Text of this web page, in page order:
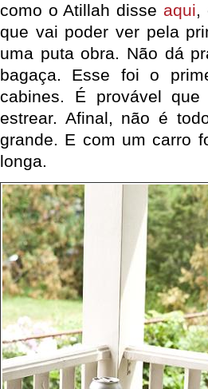
como o Atillah disse aqui,
que vai poder ver pela
uma puta obra. Não dá
bagaça. Esse foi o
cabines. É provável
estrear. Afinal, não é
grande. E com um carro
longa.